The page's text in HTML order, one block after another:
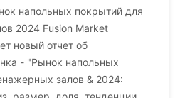
напольных покрытий для
2024 Fusion Market
новый отчет об
- "Рынок напольных
залов & 2024: